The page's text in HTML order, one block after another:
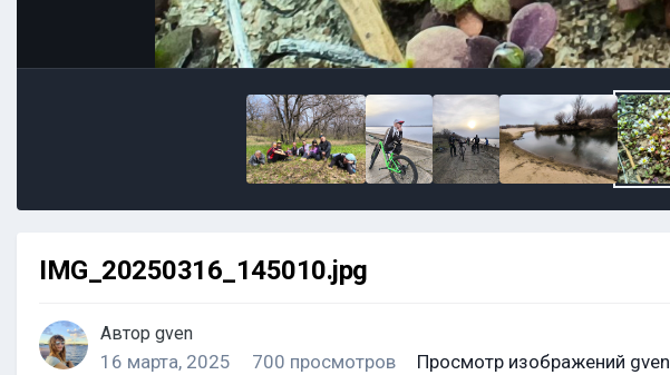
IMG_20250316_145010.jpg
Автор gven
16 марта, 2025 700 просмотров Просмотр изображений gven